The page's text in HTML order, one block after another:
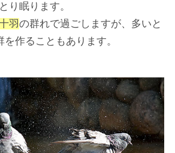
り眠ります。
羽の群れで過ごしますが、多いと
作ることもあります。